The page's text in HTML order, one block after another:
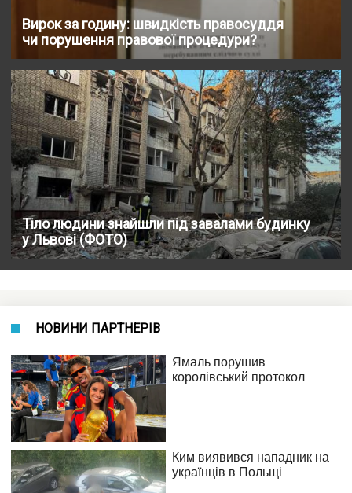
Вирок за годину: швидкість правосуддя
чи порушення правової процедури?
Тіло людини знайшли під завалами будинку
у Львові (ФОТО)
НОВИНИ ПАРТНЕРІВ